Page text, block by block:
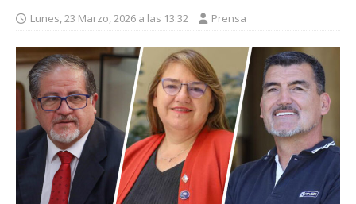
Lunes, 23 Marzo, 2026 a las 13:32 Prensa